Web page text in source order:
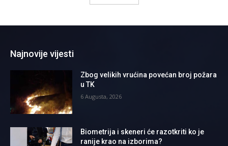
Najnovije vijesti
Zbog velikih vrućina povećan broj požara
u TK
6 Augusta, 2026
Biometrija i skeneri će razotkriti ko je
ranije krao na izborima?